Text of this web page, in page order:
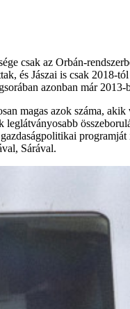
csak az Orbán-
és Jászai is csak 2018-
azonban már 2013-
magas azok száma,
Sárával.